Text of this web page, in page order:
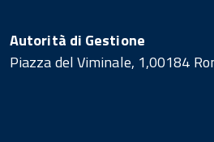
Autorità di Gestione
Piazza del Viminale, 1,00184